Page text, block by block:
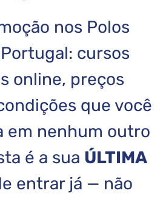
nos Polos
cursos
online, preços
que você
em nenhum outro
é a sua ÚLTIMA
entrar já — não